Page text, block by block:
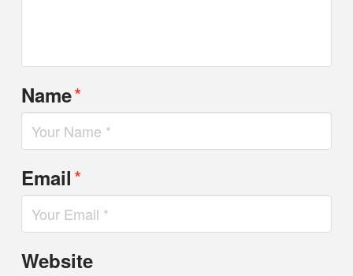
Name*
Email*
Website